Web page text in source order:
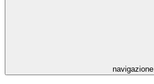
navigazione